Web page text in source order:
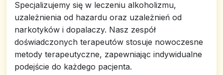
Specjalizujemy się w leczeniu alkoholizmu,
uzależnienia od hazardu oraz uzależnień od
narkotyków i dopalaczy. Nasz zespół
doświadczonych terapeutów stosuje nowoczesne
metody terapeutyczne, zapewniając indywidualne
podejście do każdego pacjenta.